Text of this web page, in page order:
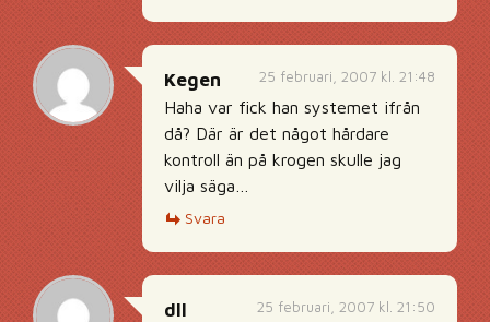
25 februari, 2007 kl. 21:48
Kegen
Haha var fick han systemet ifrån
då? Där är det något hårdare
kontroll än på krogen skulle jag
vilja säga…
Svara
25 februari, 2007 kl. 21:50
dll